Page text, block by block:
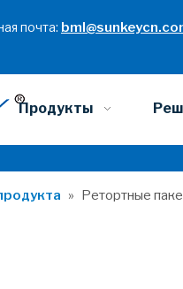
почта:
Продукты
» Ретортные